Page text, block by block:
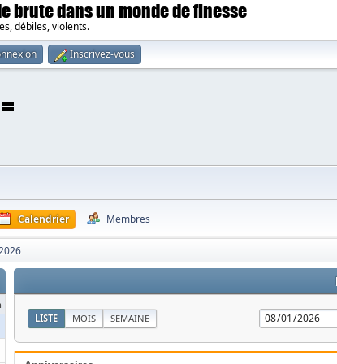
brute dans un monde de finesse
débiles, violents.
Inscrivez-vous
Calendrier Membres
LISTE MOIS SEMAINE